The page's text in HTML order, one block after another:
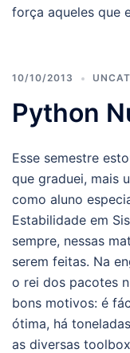
força aqueles que
10/10/2013
Python
Esse semestre
que graduei, mais
como aluno
Estabilidade em
sempre, nessas
serem feitas. Na
o rei dos pacotes
bons motivos: é
ótima, há
as diversas